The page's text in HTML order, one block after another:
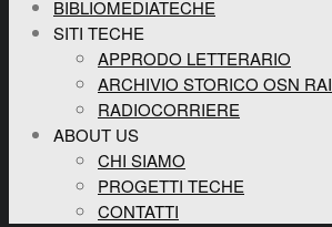
BIBLIOMEDIATECHE
SITI TECHE
APPRODO LETTERARIO
ARCHIVIO STORICO OSN RAI
RADIOCORRIERE
ABOUT US
CHI SIAMO
PROGETTI TECHE
CONTATTI